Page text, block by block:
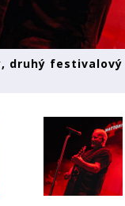
druhý festivalový